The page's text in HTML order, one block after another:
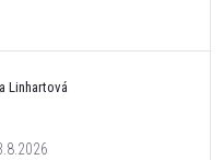
Linhartová